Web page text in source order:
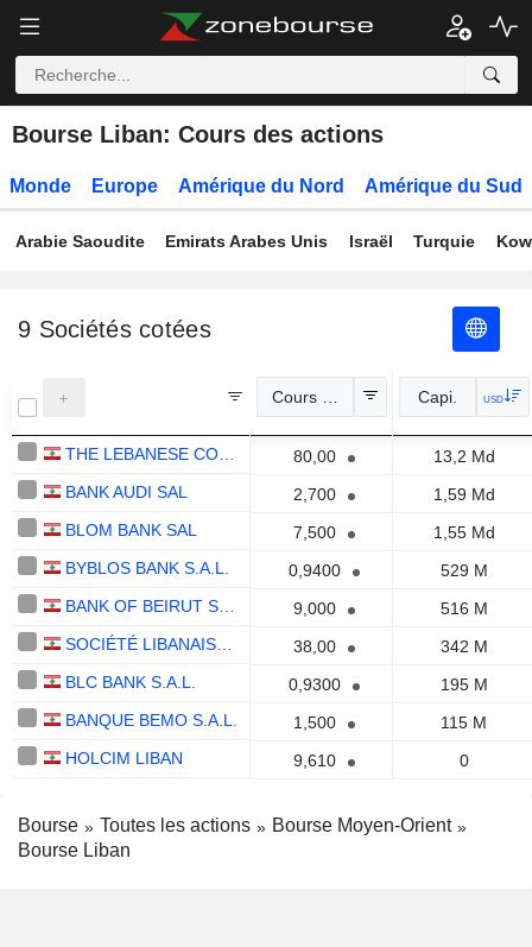
Bourse Liban: Cours des actions
Monde Europe Amérique du Nord Amérique du Sud
Arabie Saoudite Emirats Arabes Unis Israël Turquie
9 Sociétés cotées
Cours Officiel Capi. USD
80,00
13,2 Md
BANK AUDI SAL
2,700
1,59 Md
BLOM BANK SAL
7,500
1,55 Md
BYBLOS BANK S.A.L.
0,9400
529 M
9,000
516 M
38,00
342 M
BLC BANK S.A.L.
0,9300
195 M
BANQUE BEMO S.A.L.
1,500
115 M
HOLCIM LIBAN
9,610 0
Bourse Toutes les actions
Bourse Moyen-Orient
Bourse Liban